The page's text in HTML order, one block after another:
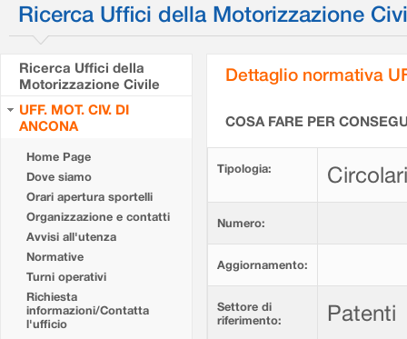
Ricerca Uffici della Motorizzazione
Ricerca Uffici della
Motorizzazione Civile
UFF. MOT. CIV. DI
ANCONA
Home Page
Dove siamo
Orari apertura sportelli
Organizzazione e contatti
Avvisi all'utenza
Normative
Turni operativi
Richiesta
informazioni/Contatta
l'ufficio
Dettaglio normativa
COSA FARE PER
Tipologia: Circolari
Numero:
Aggiornamento:
Settore di
riferimento:
Patenti